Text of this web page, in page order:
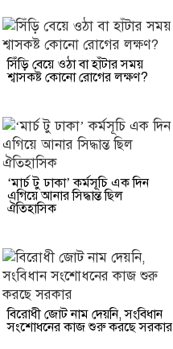
সিঁড়ি বেয়ে ওঠা বা হাঁটার সময়
শ্বাসকষ্ট কোনো রোগের লক্ষণ?
‘মার্চ টু ঢাকা’ কর্মসূচি এক দিন
এগিয়ে আনার সিদ্ধান্ত ছিল
ঐতিহাসিক
বিরোধী জোট নাম দেয়নি, সংবিধান
সংশোধনের কাজ শুরু করছে সরকার